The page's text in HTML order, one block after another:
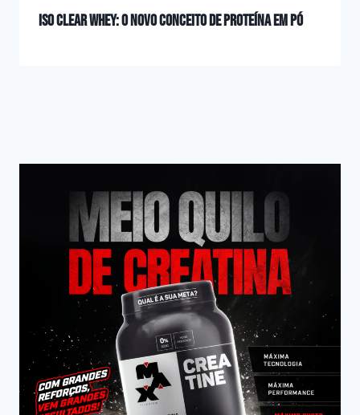
Iso clear whey: O novo conceito de proteína em pó